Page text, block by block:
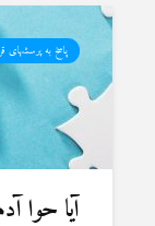
پاسخ به پرسشهای
آیا حوا